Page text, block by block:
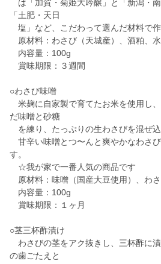
は「加賀・菊姫大吟醸」と「新潟・
「土肥・天日
塩」など、こだわって選んだ材料で作
原材料：わさび（天城産）、酒粕、
内容量：100g
賞味期限：３週間
○わさび味噌
米麹に自家製で育てたお米を使用し
だ味噌と砂糖
を練り、たっぷりの生わさびを混ぜ込
甘辛い味噌とつ〜んと爽やかなわさ
す。
☆我が家で一番人気の商品です
原材料：味噌（国産大豆使用）、わ
内容量：100g
賞味期限：１ヶ月
○茎三杯酢漬け
わさびの茎をアク抜きし、三杯酢に
の歯ごたえと